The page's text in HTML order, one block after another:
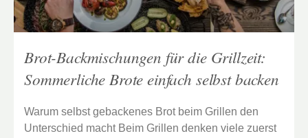
Brot-Backmischungen für die Grillzeit:
Sommerliche Brote einfach selbst backen
Warum selbst gebackenes Brot beim Grillen den
Unterschied macht Beim Grillen denken viele zuerst